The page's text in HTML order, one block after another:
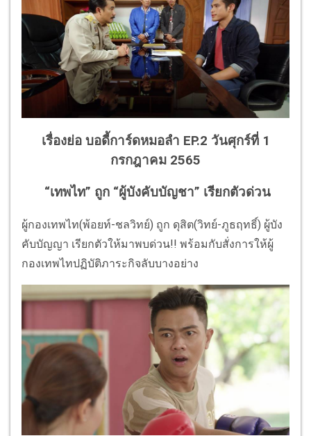
เรื่องย่อ บอดี้การ์ดหมอลำ EP.2 วันศุกร์ที่ 1
กรกฎาคม 2565
“เทพไท” ถูก “ผู้บังคับบัญชา” เรียกตัวด่วน
ผู้กองเทพไท(พ้อยท์-ชลวิทย์) ถูก ดุสิต(วิทย์-ภูธฤทธิ์) ผู้บัง
คับบัญญา เรียกตัวให้มาพบด่วน!! พร้อมกับสั่งการให้ผู้
กองเทพไทปฏิบัติภาระกิจลับบางอย่าง